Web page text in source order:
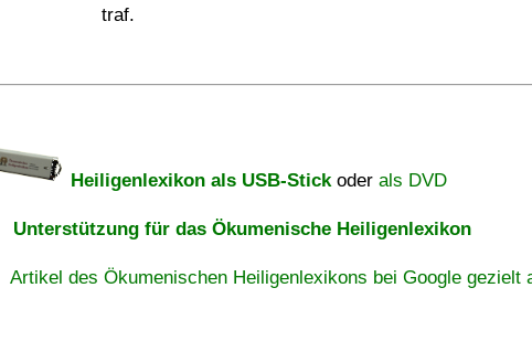
traf.
Heiligenlexikon als USB-Stickoder als DVD
Unterstützung für das Ökumenische Heiligenlexikon
Artikel des Ökumenischen Heiligenlexikons bei Google gezielt